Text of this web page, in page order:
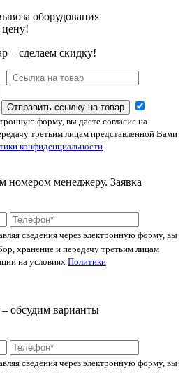
оборудования
– сделаем скидку!
Отправить ссылку на товар
форму, вы даете согласие на
третьим лицам представленной Вами
конфиденциальности.
менеджеру. Заявка
сведения через электронную форму, вы
хранение и передачу третьим лицам
на условиях Политики
обсудим варианты
сведения через электронную форму, вы